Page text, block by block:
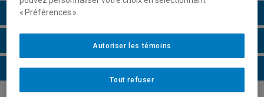
Horaire - Été 2026
Horaire - Automne 2026
Horaire - Hiver 2027
« Préférences ».
Tout refuser
Autoriser les témoins